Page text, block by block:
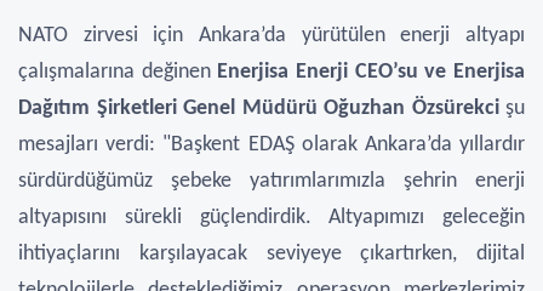
NATO zirvesi için Ankara’da yürütülen enerji altyapı
çalışmalarına değinen Enerjisa Enerji CEO’su ve Enerjisa
Dağıtım Şirketleri Genel Müdürü Oğuzhan Özsürekci şu
mesajları verdi: "Başkent EDAŞ olarak Ankara’da yıllardır
sürdürdüğümüz şebeke yatırımlarımızla şehrin enerji
altyapısını sürekli güçlendirdik. Altyapımızı geleceğin
ihtiyaçlarını karşılayacak seviyeye çıkartırken, dijital